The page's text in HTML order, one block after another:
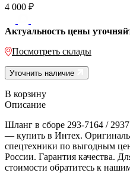
4 000 ₽
Актуальность цены
Посмотреть склады
Уточнить наличие
В корзину
Описание
Шланг в сборе 293-7164 /
— купить в Интех.
спецтехники по выгодным
России. Гарантия качества.
стоимости обратитесь к